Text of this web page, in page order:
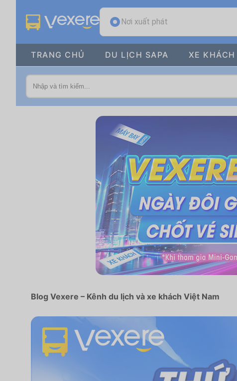
Nơi xuất phát
TRANG CHỦ DU LỊCH SAPA XE KHÁCH
Blog Vexere – Kênh du lịch và xe khách Việt Nam